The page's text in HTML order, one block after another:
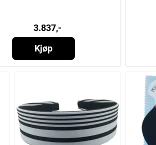
3.837,-
Kjøp